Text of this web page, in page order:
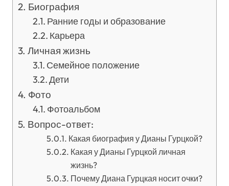
Биография
Ранние годы и образование
Карьера
Личная жизнь
Семейное положение
Дети
Фото
Фотоальбом
Вопрос-ответ:
Какая биография у Дианы Гурцкой?
Какая у Дианы Гурцкой личная
жизнь?
Почему Диана Гурцкая носит очки?